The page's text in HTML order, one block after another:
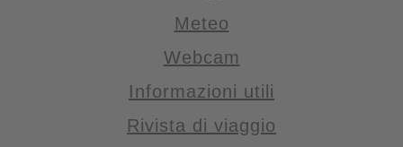
Meteo
Webcam
Informazioni utili
Rivista di viaggio